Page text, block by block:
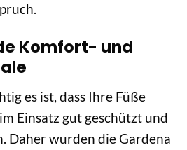
Komfort- und
es ist, dass Ihre Füße
Einsatz gut geschützt und
Daher wurden die Gardena